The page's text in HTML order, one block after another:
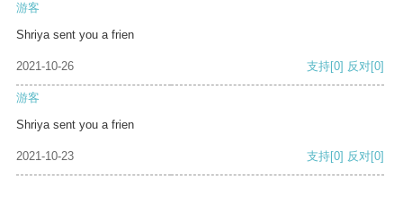
游客
Shriya sent you a frien
2021-10-26 支持[0] 反对[0]
游客
Shriya sent you a frien
2021-10-23 支持[0] 反对[0]